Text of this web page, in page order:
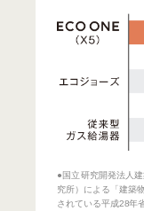
●国立研究開発法人
究所）による「建築
されている平成28年